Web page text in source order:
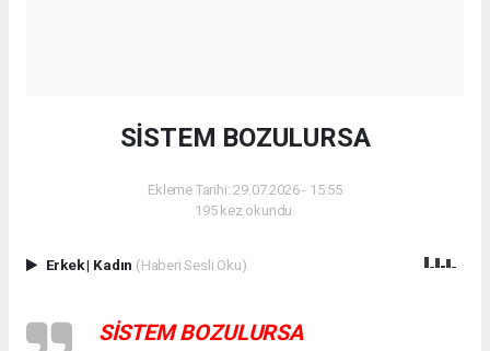
SİSTEM BOZULURSA
Ekleme Tarihi: 29.07.2026 - 15:55
195 kez okundu.
Erkek| Kadın (Haberi Sesli Oku)
SİSTEM BOZULURSA